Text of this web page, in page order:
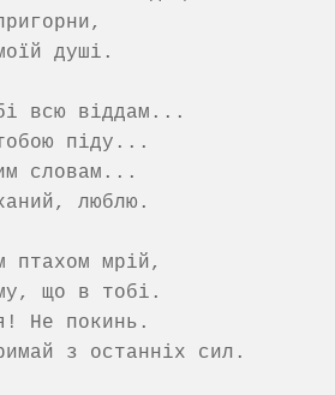
душі.
всю віддам...
піду...
словам...
люблю.
птахом мрій,
що в тобі.
Не покинь.
з останніх сил.